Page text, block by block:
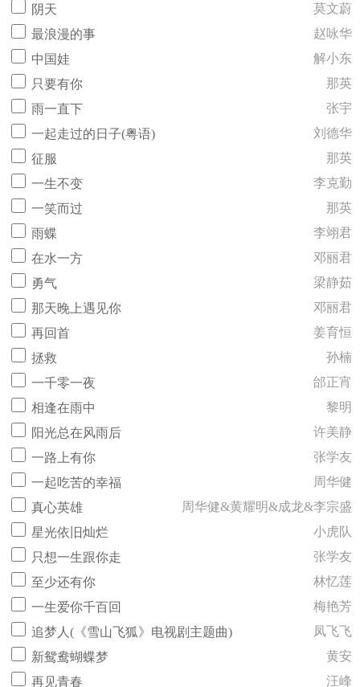
阴天
莫文蔚
最浪漫的事
赵咏华
中国娃
解小东
只要有你
那英
雨一直下
张宇
一起走过的日子(粤语)
刘德华
征服
那英
一生不变
李克勤
一笑而过
那英
雨蝶
李翊君
在水一方
邓丽君
勇气
梁静茹
那天晚上遇见你
邓丽君
再回首
姜育恒
拯救
孙楠
一千零一夜
邰正宵
相逢在雨中
黎明
阳光总在风雨后
许美静
一路上有你
张学友
一起吃苦的幸福
周华健
真心英雄
周华健&黄耀明&成龙&李宗盛
星光依旧灿烂
小虎队
只想一生跟你走
张学友
至少还有你
林忆莲
一生爱你千百回
梅艳芳
追梦人(《雪山飞狐》电视剧主题曲)
凤飞飞
新鸳鸯蝴蝶梦
黄安
再见青春
汪峰